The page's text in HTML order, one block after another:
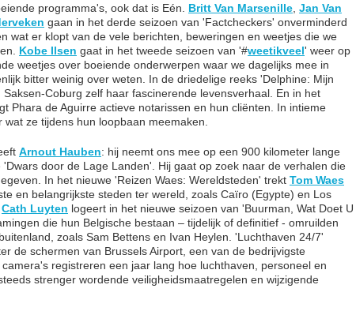
programma's, ook dat is Eén. Britt Van Marsenille Jan Van
gaan in het derde seizoen van 'Factcheckers' onverminderd
wat er klopt van de vele berichten, beweringen en weetjes die we
Kobe Ilsen gaat in het tweede seizoen van '#weetikveel' weer op
weetjes over boeiende onderwerpen waar we dagelijks mee in
bitter weinig over weten. In de driedelige reeks 'Delphine: Mijn
Coburg zelf haar fascinerende levensverhaal. En in het
Phara de Aguirre actieve notarissen en hun cliënten. In intieme
ze tijdens hun loopbaan meemaken.
Arnout Hauben: hij neemt ons mee op een 900 kilometer lange
door de Lage Landen'. Hij gaat op zoek naar de verhalen die
In het nieuwe 'Reizen Waes: Wereldsteden' trekt Tom Waes
en belangrijkste steden ter wereld, zoals Caïro (Egypte) en Los
Cath Luyten logeert in het nieuwe seizoen van 'Buurman, Wat Doet U
die hun Belgische bestaan – tijdelijk of definitief - omruilden
zoals Sam Bettens en Ivan Heylen. 'Luchthaven 24/7'
de schermen van Brussels Airport, een van de bedrijvigste
registreren een jaar lang hoe luchthaven, personeel en
strenger wordende veiligheidsmaatregelen en wijzigende